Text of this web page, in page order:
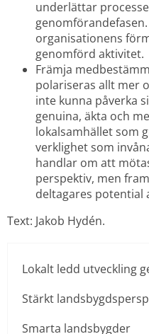
underlättar
organisationens
genomförd aktivitet.
Främja
polariseras allt mer
inte kunna påverka
genuina, äkta och
lokalsamhället som
verklighet som
handlar om att
perspektiv, men
deltagares potential
Text: Jakob Hydén.
Lokalt ledd utveckling
Stärkt
Smarta landsbygder